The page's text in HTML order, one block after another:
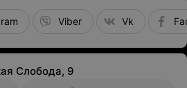
Viber Vk
Слобода, 9